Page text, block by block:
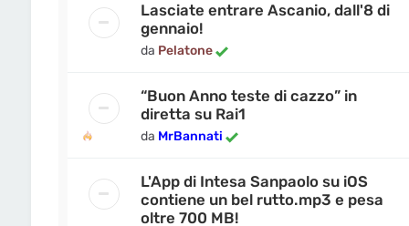
Lasciate entrare Ascanio, dall'8 di
gennaio!
da Pelatone
“Buon Anno teste di cazzo” in
diretta su Rai1
da MrBannati
L'App di Intesa Sanpaolo su iOS
contiene un bel rutto.mp3 e pesa
oltre 700 MB!